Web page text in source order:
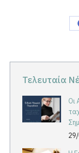
Τελευταία
Οι